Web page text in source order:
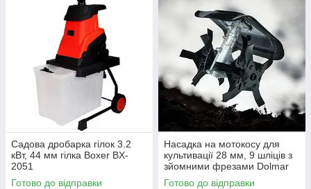
Садова дробарка гілок 3.2
кВт, 44 мм гілка Boxer BX-
2051
Готово до відправки
Насадка на мотокосу для
культивації 28 мм, 9 шліців з
зйомними фрезами Dolmar
9T28
Готово до відправки